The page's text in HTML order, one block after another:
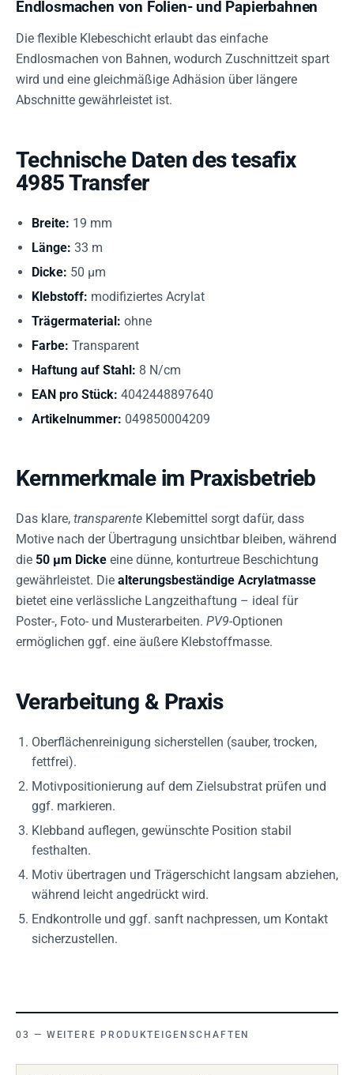
Endlosmachen von Folien- und Papierbahnen
Die flexible Klebeschicht erlaubt das einfache
Endlosmachen von Bahnen, wodurch Zuschnittzeit spart
wird und eine gleichmäßige Adhäsion über längere
Abschnitte gewährleistet ist.
Technische Daten des tesafix
4985 Transfer
Breite: 19 mm
Länge: 33 m
Dicke: 50 µm
Klebstoff: modifiziertes Acrylat
Trägermaterial: ohne
Farbe: Transparent
Haftung auf Stahl: 8 N/cm
EAN pro Stück: 4042448897640
Artikelnummer: 049850004209
Kernmerkmale im Praxisbetrieb
Das klare, transparente Klebemittel sorgt dafür, dass
Motive nach der Übertragung unsichtbar bleiben, während
die 50 µm Dicke eine dünne, konturtreue Beschichtung
gewährleistet. Die alterungsbeständige Acrylatmasse
bietet eine verlässliche Langzeithaftung – ideal für
Poster-, Foto- und Musterarbeiten. PV9-Optionen
ermöglichen ggf. eine äußere Klebstoffmasse.
Verarbeitung & Praxis
Oberflächenreinigung sicherstellen (sauber, trocken,
fettfrei).
Motivpositionierung auf dem Zielsubstrat prüfen und
ggf. markieren.
Klebband auflegen, gewünschte Position stabil
festhalten.
Motiv übertragen und Trägerschicht langsam abziehen,
während leicht angedrückt wird.
Endkontrolle und ggf. sanft nachpressen, um Kontakt
sicherzustellen.
WEITERE PRODUKTEIGENSCHAFTEN